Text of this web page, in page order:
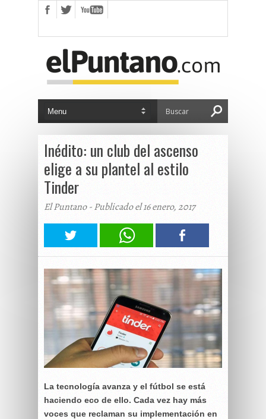
Inédito: un club del ascenso
elige a su plantel al estilo
Tinder
El Puntano - Publicado el 16 enero, 2017
La tecnología avanza y el fútbol se está
haciendo eco de ello. Cada vez hay más
voces que reclaman su implementación en